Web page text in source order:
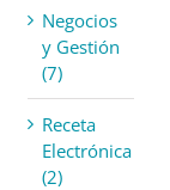
Negocios
y Gestión
(7)
Receta
Electrónica
(2)